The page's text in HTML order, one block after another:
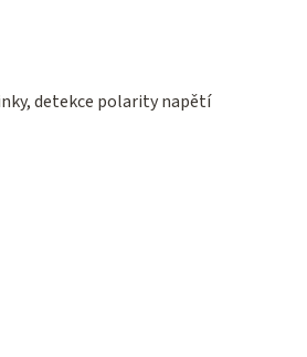
detekce polarity napětí